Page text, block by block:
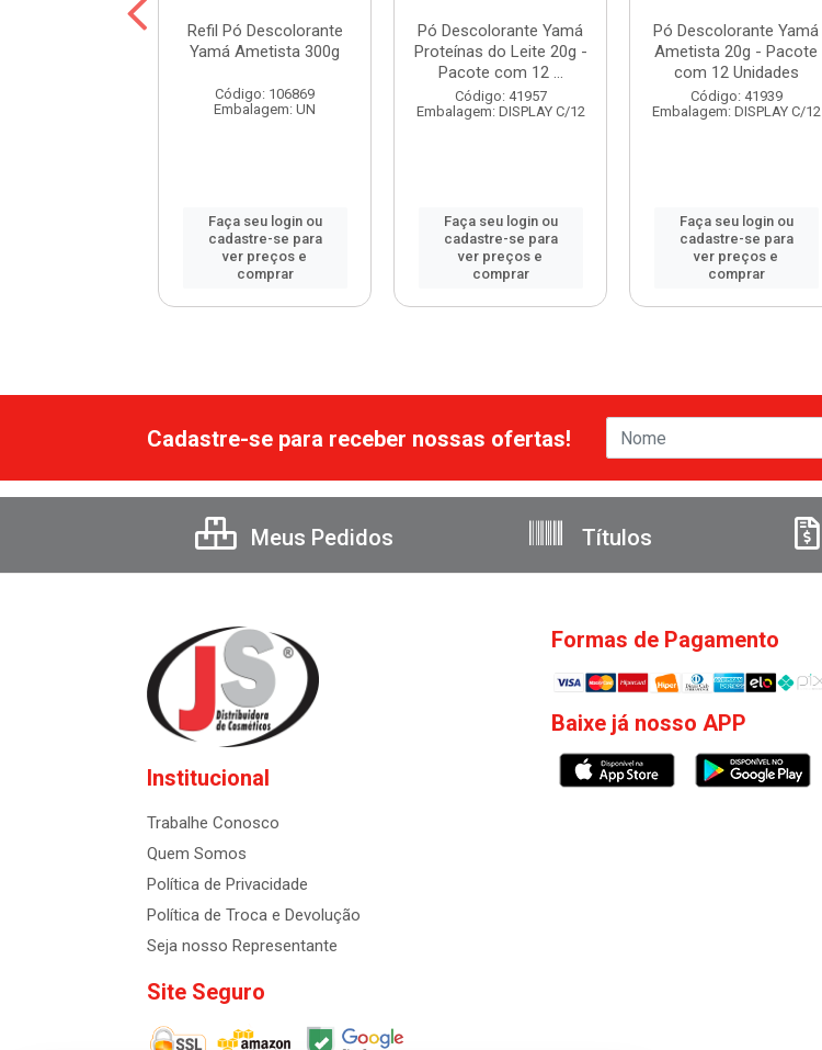
Refil Pó Descolorante
Yamá Ametista 300g
Código: 106869
Embalagem: UN
Faça seu login ou
cadastre-se para
ver preços e
comprar
Pó Descolorante Yamá
Proteínas do Leite 20g -
Pacote com 12 ...
Código: 41957
Embalagem: DISPLAY C/12
Faça seu login ou
cadastre-se para
ver preços e
comprar
Pó Descolorante Yamá
Ametista 20g - Pacote
com 12 Unidades
Código: 41939
Embalagem: DISPLAY C/12
Faça seu login ou
cadastre-se para
ver preços e
comprar
Cadastre-se para receber nossas ofertas!
Meus Pedidos Títulos
Institucional
Trabalhe Conosco
Quem Somos
Política de Privacidade
Política de Troca e Devolução
Seja nosso Representante
Site Seguro
Formas de Pagamento
Baixe já nosso APP